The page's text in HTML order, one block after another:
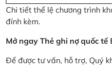
Chi tiết thể lệ chương trình
đính kèm.
Mở ngay Thẻ ghi nợ quốc
Để được tư vấn, hỗ trợ, Quý